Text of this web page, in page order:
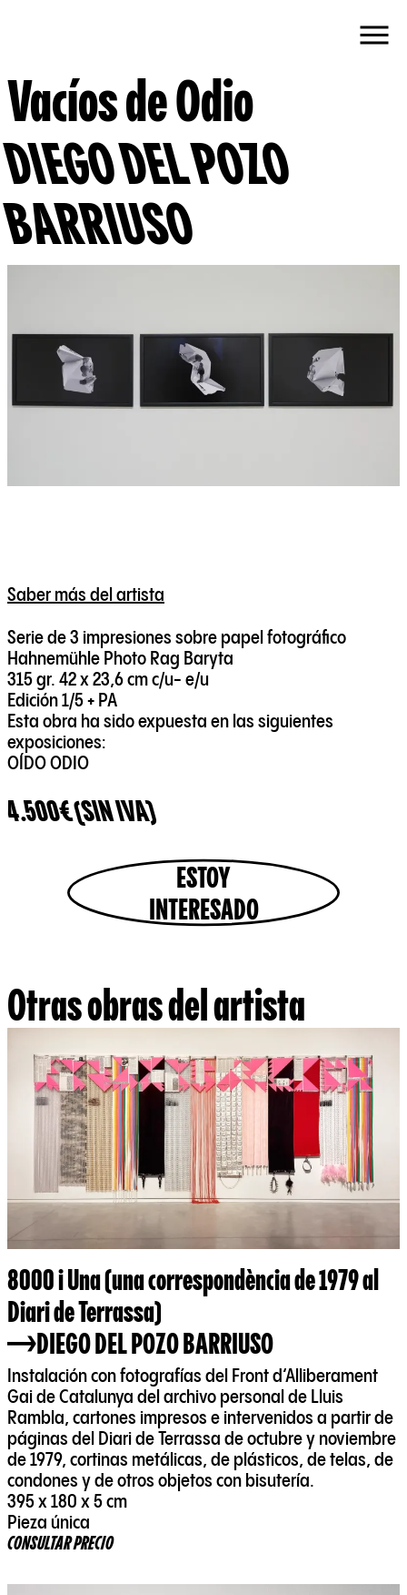
Vacíos de Odio
DIEGO DEL POZO
BARRIUSO
Saber más del artista
Serie de 3 impresiones sobre papel fotográfico
Hahnemühle Photo Rag Baryta
315 gr. 42 x 23,6 cm c/u- e/u
Edición 1/5 + PA
Esta obra ha sido expuesta en las siguientes
exposiciones:
OÍDO ODIO
4.500€ (SIN IVA)
ESTOY
INTERESADO
Otras obras del artista
8000 i Una (una correspondència de 1979 al
Diari de Terrassa)
DIEGO DEL POZO BARRIUSO
Instalación con fotografías del Front d‘Alliberament
Gai de Catalunya del archivo personal de Lluis
Rambla, cartones impresos e intervenidos a partir de
páginas del Diari de Terrassa de octubre y noviembre
de 1979, cortinas metálicas, de plásticos, de telas, de
condones y de otros objetos con bisutería.
395 x 180 x 5 cm
Pieza única
CONSULTAR PRECIO